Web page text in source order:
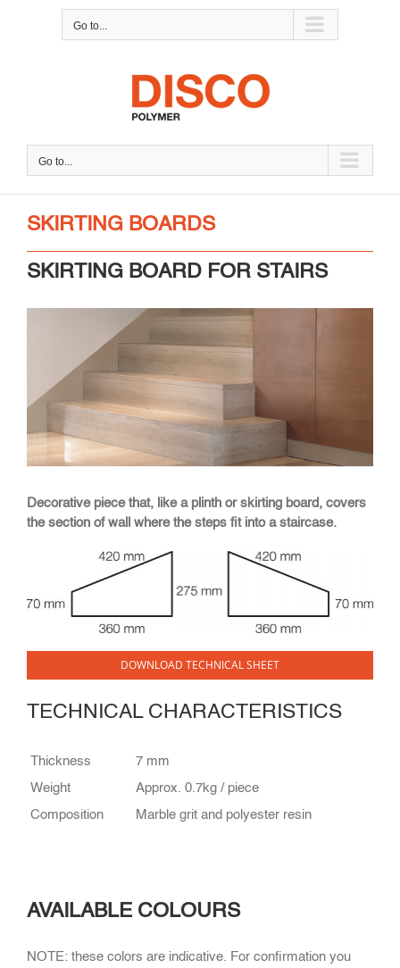
Go to...
Go to...
SKIRTING BOARDS
SKIRTING BOARD FOR STAIRS
Decorative piece that, like a plinth or skirting board, covers
the section of wall where the steps fit into a staircase.
DOWNLOAD TECHNICAL SHEET
TECHNICAL CHARACTERISTICS
Thickness
7 mm
Weight
Approx. 0.7kg / piece
Composition
Marble grit and polyester resin
AVAILABLE COLOURS
NOTE: these colors are indicative. For confirmation you